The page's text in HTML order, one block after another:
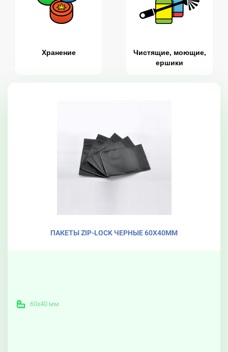
Хранение
Чистящие, моющие,
ершики
ПАКЕТЫ ZIP-LOCK ЧЕРНЫЕ 60X40ММ
60х40 мм